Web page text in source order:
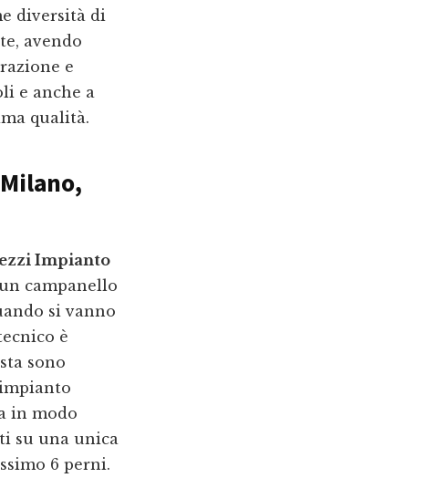
diversità di
avendo
e
e anche a
qualità.
,
Impianto
campanello
si vanno
è
sono
in modo
su una unica
6 perni.